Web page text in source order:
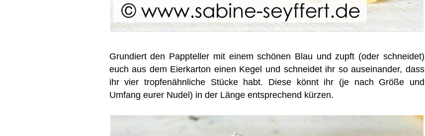
Grundiert den Pappteller mit einem schönen Blau und zupft (oder schneidet)
euch aus dem Eierkarton einen Kegel und schneidet ihr so auseinander, dass
ihr vier tropfenähnliche Stücke habt. Diese könnt ihr (je nach Größe und
Umfang eurer Nudel) in der Länge entsprechend kürzen.